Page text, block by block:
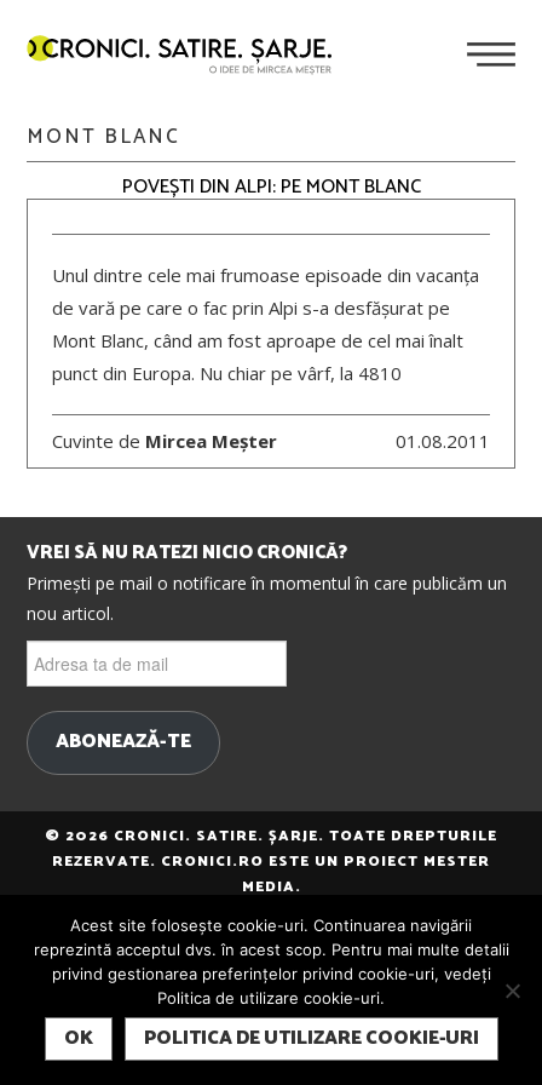
MONT BLANC
POVEȘTI DIN ALPI: PE MONT BLANC
Unul dintre cele mai frumoase episoade din vacanța
de vară pe care o fac prin Alpi s-a desfășurat pe
Mont Blanc, când am fost aproape de cel mai înalt
punct din Europa. Nu chiar pe vârf, la 4810
Cuvinte de Mircea Meșter 01.08.2011
VREI SĂ NU RATEZI NICIO CRONICĂ?
Primești pe mail o notificare în momentul în care publicăm un
nou articol.
ta
mail
ABONEAZĂ-TE
© 2026 CRONICI. SATIRE. ȘARJE. TOATE DREPTURILE
REZERVATE. CRONICI.RO ESTE UN PROIECT MESTER
MEDIA.
SUBSCRIBE
Acest site folosește cookie-uri. Continuarea navigării
reprezintă acceptul dvs. în acest scop. Pentru mai multe detalii
privind gestionarea preferințelor privind cookie-uri, vedeți
Politica de utilizare cookie-uri.
OK POLITICA DE UTILIZARE COOKIE-URI